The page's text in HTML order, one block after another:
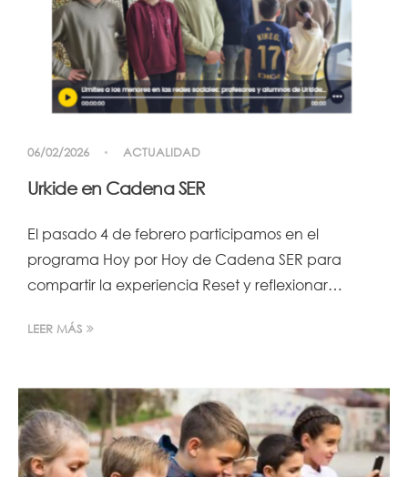
06/02/2026 ACTUALIDAD
Urkide en Cadena SER
El pasado 4 de febrero participamos en el
programa Hoy por Hoy de Cadena SER para
compartir la experiencia Reset y reflexionar…
LEER MÁS